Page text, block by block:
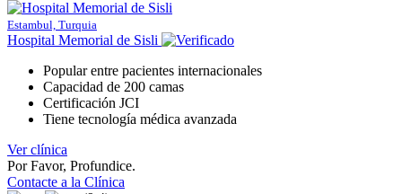
Estambul, Turquia
Hospital Memorial de Sisli
Popular entre pacientes internacionales
Capacidad de 200 camas
Certificación JCI
Tiene tecnología médica avanzada
Ver clínica
Por Favor, Profundice.
Contacte a la Clínica